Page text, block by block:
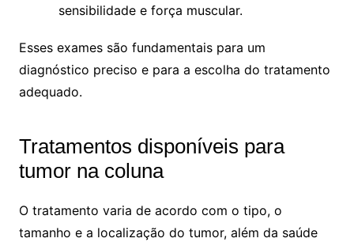
sensibilidade e força muscular.
Esses exames são fundamentais para um
diagnóstico preciso e para a escolha do tratamento
adequado.
Tratamentos disponíveis para
tumor na coluna
O tratamento varia de acordo com o tipo, o
tamanho e a localização do tumor, além da saúde